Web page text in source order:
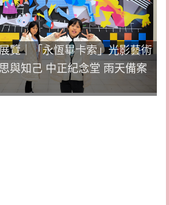
覽｜「永恆畢卡索」光影藝術
與知己 中正紀念堂 雨天備案